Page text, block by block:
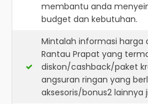
membantu anda
budget dan kebutuhan.
Mintalah informasi harga
Rantau Prapat yang
diskon/cashback/paket
angsuran ringan yang
aksesoris/bonus2 lainnya